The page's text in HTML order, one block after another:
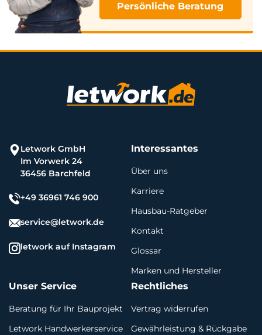
Persönliche Beratung
Letwork GmbH
Im Vorwerk 24
36456 Barchfeld
+49 36961 746 900
service@letwork.de
letwork auf Instagram
Interessantes
Über uns
Karriere
Hausbau-Ratgeber
Kontakt
Glossar
Marken und Hersteller
Unser Service
Beratung für Ihr Bauprojekt
Letwork Handwerkerservice
Rechtliches
Vertrag widerrufen
Gewährleistung & Rückgabe